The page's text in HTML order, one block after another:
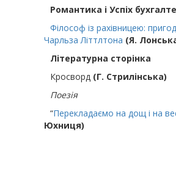
Романтика і Успіх
Філософ із рахівницею:
Чарльза Літтлтона (Я.
Літературна сторінка
Кросворд (Г. Стрилінська)
Поезія
“Перекладаємо на дощ і на
Юхниця)